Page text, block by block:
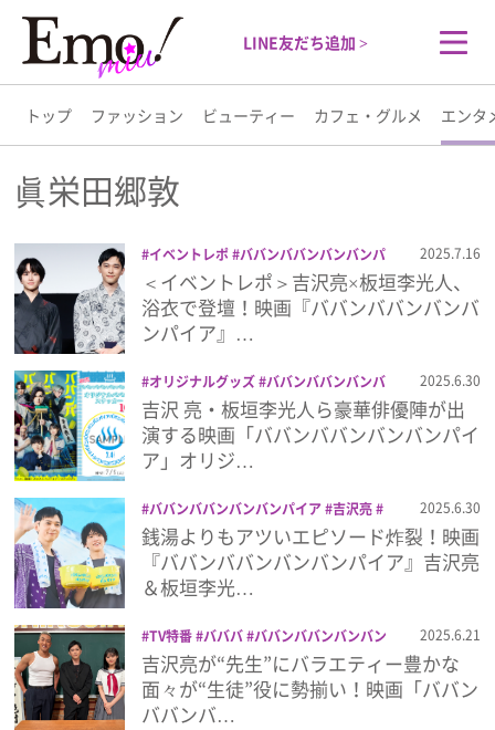
LINE友だち追加 >
トップ ファッション ビューティー カフェ・グルメ エンタ
トップ
ファッション
ビューティー
カフェ・グルメ
エンタメ
ライフスタイル
プレゼント
インタビュー
フィルム
眞栄田郷敦
イベントレポ ババンババンバンバンパ
イア
吉沢亮 堤真一 映画 板垣李光人
満島真之介 眞栄田郷敦 舞台挨拶
関
口メンディー
2025.7.16
＜イベントレポ＞吉沢亮×板垣李光人、
浴衣で登壇！映画『ババンババンバンバ
ンパイア』…
オリジナルグッズ ババンババンバンバ
ンパイア
プレゼント 吉沢亮 映画 板
垣李光人
満島真之介 眞栄田郷敦
関口
メンディー
2025.6.30
吉沢 亮・板垣李光人ら豪華俳優陣が出
演する映画「ババンババンバンバンパイ
ア」オリジ…
ババンババンバンバンパイア 吉沢亮
映画
板垣李光人 満島真之介 眞栄田郷
敦 関口メンディー
2025.6.30
銭湯よりもアツいエピソード炸裂！映画
『ババンババンバンバンパイア』吉沢亮
＆板垣李光…
TV特番 バババ ババンババンバンバン
パイア 吉沢亮 堤真一 映画 板垣李光
人 満島真之介 眞栄田郷敦 関口メンデ
ィー
2025.6.21
吉沢亮が“先生”にバラエティー豊かな
面々が“生徒”役に勢揃い！映画「ババン
ババンバ…